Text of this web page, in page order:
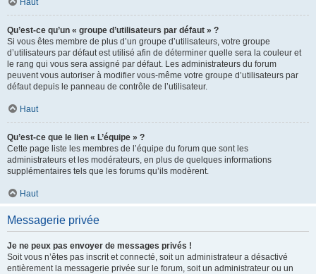
Haut
Qu’est-ce qu’un « groupe d’utilisateurs par défaut » ?
Si vous êtes membre de plus d’un groupe d’utilisateurs, votre groupe
d’utilisateurs par défaut est utilisé afin de déterminer quelle sera la couleur et
le rang qui vous sera assigné par défaut. Les administrateurs du forum
peuvent vous autoriser à modifier vous-même votre groupe d’utilisateurs par
défaut depuis le panneau de contrôle de l’utilisateur.
Haut
Qu’est-ce que le lien « L’équipe » ?
Cette page liste les membres de l’équipe du forum que sont les
administrateurs et les modérateurs, en plus de quelques informations
supplémentaires tels que les forums qu’ils modèrent.
Haut
Messagerie privée
Je ne peux pas envoyer de messages privés !
Soit vous n’êtes pas inscrit et connecté, soit un administrateur a désactivé
entièrement la messagerie privée sur le forum, soit un administrateur ou un